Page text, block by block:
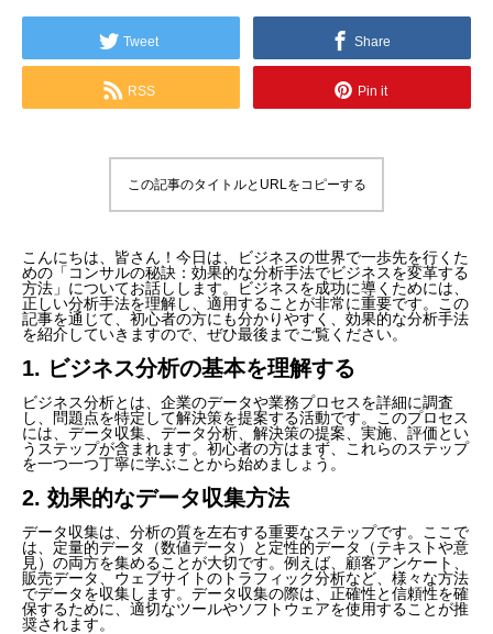
Tweet Share
RSS Pin it
この記事のタイトルとURLをコピーする
こんにちは、皆さん！今日は、ビジネスの世界で一歩先を行くた
めの「コンサルの秘訣：効果的な分析手法でビジネスを変革する
方法」についてお話しします。ビジネスを成功に導くためには、
正しい分析手法を理解し、適用することが非常に重要です。この
記事を通じて、初心者の方にも分かりやすく、効果的な分析手法
を紹介していきますので、ぜひ最後までご覧ください。
1. ビジネス分析の基本を理解する
ビジネス分析とは、企業のデータや業務プロセスを詳細に調査
し、問題点を特定して解決策を提案する活動です。このプロセス
には、データ収集、データ分析、解決策の提案、実施、評価とい
うステップが含まれます。初心者の方はまず、これらのステップ
を一つ一つ丁寧に学ぶことから始めましょう。
2. 効果的なデータ収集方法
データ収集は、分析の質を左右する重要なステップです。ここで
は、定量的データ（数値データ）と定性的データ（テキストや意
見）の両方を集めることが大切です。例えば、顧客アンケート、
販売データ、ウェブサイトのトラフィック分析など、様々な方法
でデータを収集します。データ収集の際は、正確性と信頼性を確
保するために、適切なツールやソフトウェアを使用することが推
奨されます。